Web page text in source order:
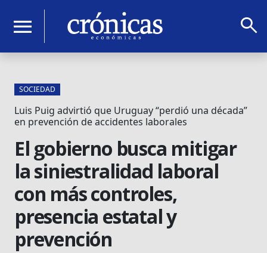
menu search
SOCIEDAD
Luis Puig advirtió que Uruguay “perdió una década”
en prevención de accidentes laborales
El gobierno busca mitigar
la siniestralidad laboral
con más controles,
presencia estatal y
prevención